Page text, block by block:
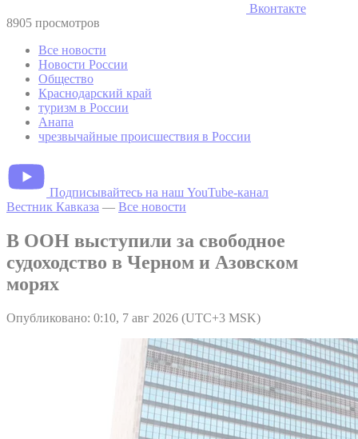
Вконтакте
8905 просмотров
Все новости
Новости России
Общество
Краснодарский край
туризм в России
Анапа
чрезвычайные происшествия в России
Подписывайтесь на наш YouTube-канал
Вестник Кавказа — Все новости
В ООН выступили за свободное
судоходство в Черном и Азовском
морях
Опубликовано: 0:10, 7 авг 2026 (UTC+3 MSK)